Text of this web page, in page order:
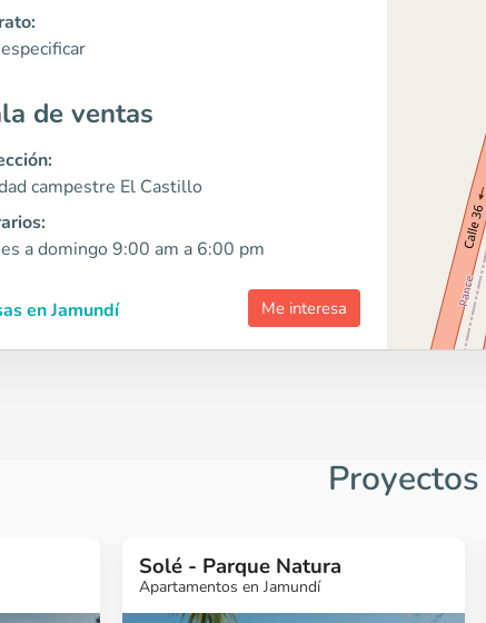
de ventas
campestre El Castillo
a domingo 9:00 am a 6:00 pm
en Jamundí Me interesa
Solé - Parque Natura
Apartamentos en Jamundí